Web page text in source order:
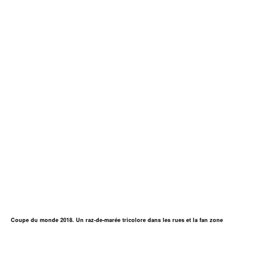
Coupe du monde 2018. Un raz-de-marée tricolore dans les rues et la fan zone